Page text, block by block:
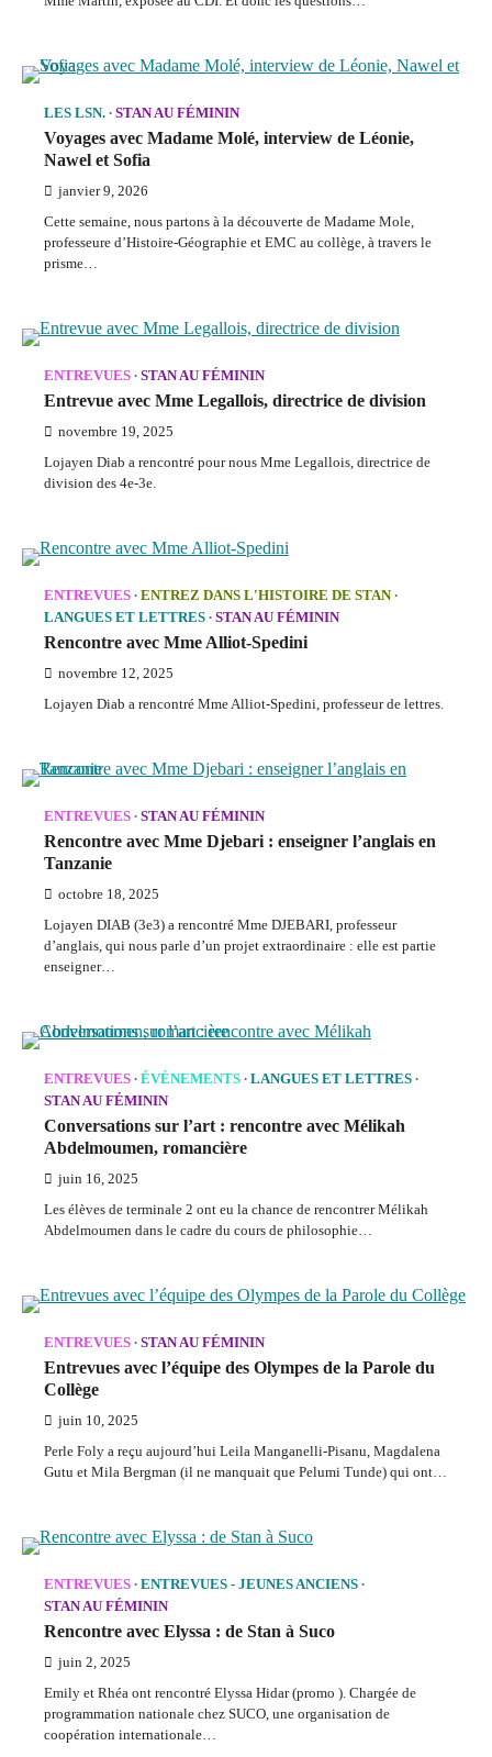
LES LSN. STAN AU FÉMININ
Voyages avec Madame Molé, interview de Léonie,
Nawel et Sofia
janvier 9, 2026
Cette semaine, nous partons à la découverte de Madame Mole,
professeure d’Histoire-Géographie et EMC au collège, à travers le
prisme…
ENTREVUES STAN AU FÉMININ
Entrevue avec Mme Legallois, directrice de division
novembre 19, 2025
Lojayen Diab a rencontré pour nous Mme Legallois, directrice de
division des 4e-3e.
ENTREVUES
ENTREZ DANS L'HISTOIRE DE STAN
LANGUES ET LETTRES
STAN AU FÉMININ
Rencontre avec Mme Alliot-Spedini
novembre 12, 2025
Lojayen Diab a rencontré Mme Alliot-Spedini, professeur de lettres.
ENTREVUES STAN AU FÉMININ
Rencontre avec Mme Djebari : enseigner l’anglais en
Tanzanie
octobre 18, 2025
Lojayen DIAB (3e3) a rencontré Mme DJEBARI, professeur
d’anglais, qui nous parle d’un projet extraordinaire : elle est partie
enseigner…
ENTREVUES ÉVÈNEMENTS
LANGUES ET LETTRES
STAN AU FÉMININ
Conversations sur l’art : rencontre avec Mélikah
Abdelmoumen, romancière
juin 16, 2025
Les élèves de terminale 2 ont eu la chance de rencontrer Mélikah
Abdelmoumen dans le cadre du cours de philosophie…
ENTREVUES STAN AU FÉMININ
Entrevues avec l’équipe des Olympes de la Parole du
Collège
juin 10, 2025
Perle Foly a reçu aujourd’hui Leila Manganelli-Pisanu, Magdalena
Gutu et Mila Bergman (il ne manquait que Pelumi Tunde) qui ont…
ENTREVUES
ENTREVUES - JEUNES ANCIENS
STAN AU FÉMININ
Rencontre avec Elyssa : de Stan à Suco
juin 2, 2025
Emily et Rhéa ont rencontré Elyssa Hidar (promo ). Chargée de
programmation nationale chez SUCO, une organisation de
coopération internationale…